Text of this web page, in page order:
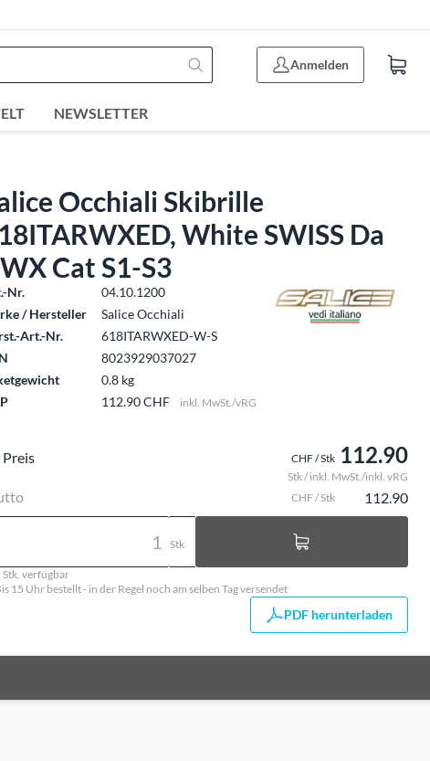
Anmelden
NEWSLETTER
Occhiali Skibrille
White SWISS Da
Cat S1-S3
Nr.
04.10.1200
/ Hersteller
Salice Occhiali
Art.-Nr.
618ITARWXED-W-S
8023929037027
0.8 kg
112.90 CHF inkl. MwSt./vRG
CHF / Stk 112.90
Stk / inkl. MwSt./inkl. vRG
CHF / Stk 112.90
Stk
Stk. verfügbar
15 Uhr bestellt - in der Regel noch am selben Tag versendet
PDF herunterladen